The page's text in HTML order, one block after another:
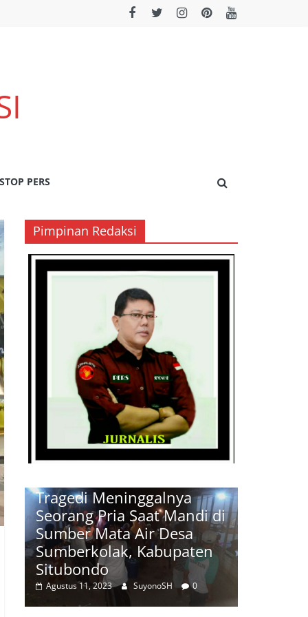
STOP PERS
Pimpinan Redaksi
Breaking news
Ragam
Tragedi Meninggalnya
Seorang Pria Saat Mandi di
Sumber Mata Air Desa
Sumberkolak, Kabupaten
Situbondo
Agustus 11, 2023 SuyonoSH 0